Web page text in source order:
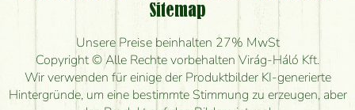
Ist eine Bestellung für ländliche Gebiete möglich?
Wie lange kann ich heute Blumen mit Lieferung
bestellen?
Sitemap
Unsere Preise beinhalten 27% MwSt
Copyright © Alle Rechte vorbehalten Virág-Háló Kft.
Wir verwenden für einige der Produktbilder KI-generierte
Hintergründe, um eine bestimmte Stimmung zu erzeugen, aber